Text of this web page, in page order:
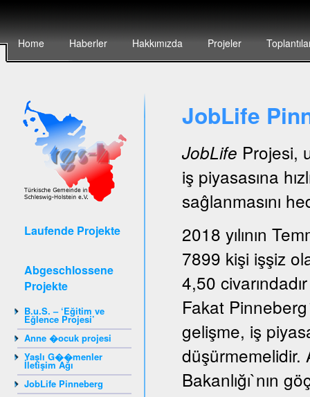
Home Haberler Hakkımızda Projeler
Laufende Projekte
Abgeschlossene
Projekte
B.u.S. – ‘Eğitim ve
Eğlence Projesi’
Anne �ocuk projesi
Yaşlı G��menler
İletişim Ağı
JobLife Pinneberg
JobLife
JobLife Projesi,
iş piyasasına
saĝlanmasını
2018 yılının
7899 kişi işşiz
4,50
Fakat
gelişme, iş
düşürmemelidir.
Bakanlığı`nın